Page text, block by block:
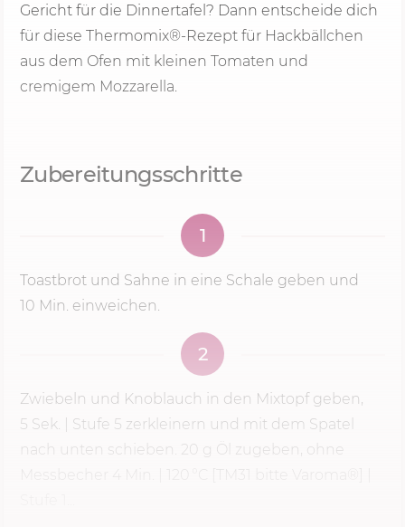
Gericht für die Dinnertafel? Dann entscheide dich
für diese Thermomix®-Rezept für Hackbällchen
aus dem Ofen mit kleinen Tomaten und
cremigem Mozzarella.
Zubereitungsschritte
1
Toastbrot und Sahne in eine Schale geben und
10 Min. einweichen.
2
Zwiebeln und Knoblauch in den Mixtopf geben,
5 Sek.
Stufe 5 zerkleinern und mit dem Spatel
nach unten schieben.
20 g Öl zugeben, ohne